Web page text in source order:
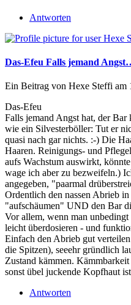
Antworten
Das-Efeu Falls jemand
Ein Beitrag von Hexe Steffi am
Das-Efeu
Falls jemand Angst hat, der
wie ein Silvesterböller: Tut er
quasi nach gar nichts. :-) Die
Haaren. Reinigungs- und
aufs Wachstum auswirkt,
wage ich aber zu bezweifeln.)
angegeben, "paarmal
Ordentlich den nassen Abrieb
"aufschäumen" UND den Bar
Vor allem, wenn man
leicht überdosieren - und
Einfach den Abrieb gut
die Spitzen), seeehr gründlich
Zustand kämmen.
sonst übel juckende Kopfhaut
Antworten